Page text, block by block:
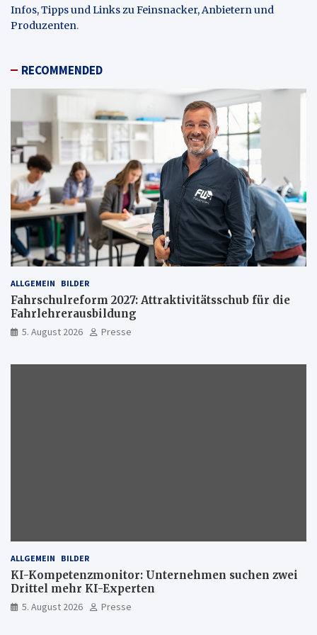
Infos, Tipps und Links zu Feinsnacker, Anbietern und
Produzenten.
RECOMMENDED
ALLGEMEIN BILDER
Fahrschulreform 2027: Attraktivitätsschub für die
Fahrlehrerausbildung
5. August 2026 Presse
ALLGEMEIN BILDER
KI-Kompetenzmonitor: Unternehmen suchen zwei
Drittel mehr KI-Experten
5. August 2026 Presse